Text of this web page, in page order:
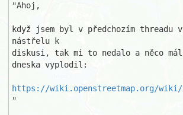
"Ahoj,
když jsem byl v předchozím threadu
nástřelu k
diskusi, tak mi to nedalo a něco
dneska vyplodil:
https://wiki.openstreetmap.org/wiki/
"